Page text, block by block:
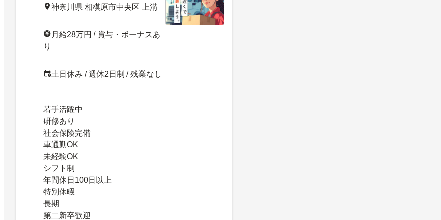
神奈川県 相模原市中央区 上溝
月給28万円 / 賞与・ボーナスあ
り
土日休み / 週休2日制 / 残業なし
若手活躍中
研修あり
社会保険完備
車通勤OK
未経験OK
シフト制
年間休日100日以上
特別休暇
長期
第二新卒歓迎